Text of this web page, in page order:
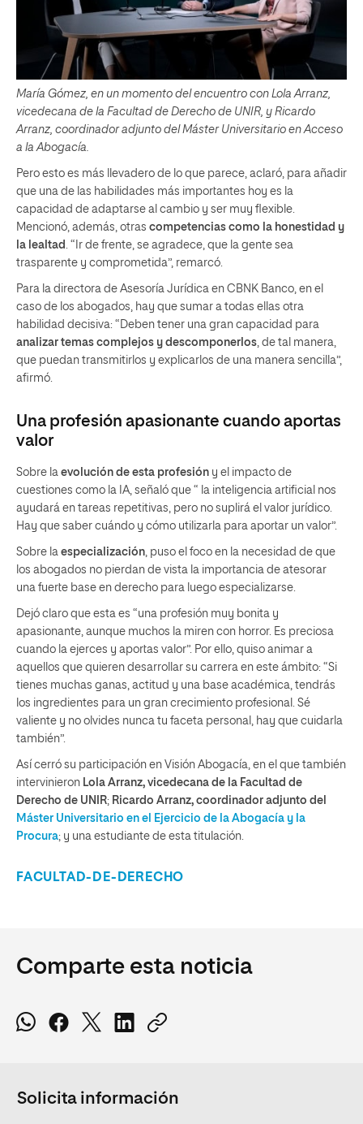
María Gómez, en un momento del encuentro con Lola Arranz,
vicedecana de la Facultad de Derecho de UNIR, y Ricardo
Arranz, coordinador adjunto del Máster Universitario en Acceso
a la Abogacía.
Pero esto es más llevadero de lo que parece, aclaró, para añadir
que una de las habilidades más importantes hoy es la
capacidad de adaptarse al cambio y ser muy flexible.
Mencionó, además, otras competencias como la honestidad y
la lealtad . “Ir de frente, se agradece, que la gente sea
trasparente y comprometida”, remarcó.
Para la directora de Asesoría Jurídica en CBNK Banco, en el
caso de los abogados, hay que sumar a todas ellas otra
habilidad decisiva: “Deben tener una gran capacidad para
analizar temas complejos y descomponerlos, de tal manera,
que puedan transmitirlos y explicarlos de una manera sencilla”,
afirmó.
Una profesión apasionante cuando aportas
valor
Sobre la evolución de esta profesión y el impacto de
cuestiones como la IA, señaló que “ la inteligencia artificial nos
ayudará en tareas repetitivas, pero no suplirá el valor jurídico.
Hay que saber cuándo y cómo utilizarla para aportar un valor”.
Sobre la especialización, puso el foco en la necesidad de que
los abogados no pierdan de vista la importancia de atesorar
una fuerte base en derecho para luego especializarse.
Dejó claro que esta es “una profesión muy bonita y
apasionante, aunque muchos la miren con horror. Es preciosa
cuando la ejerces y aportas valor”. Por ello, quiso animar a
aquellos que quieren desarrollar su carrera en este ámbito: “Si
tienes muchas ganas, actitud y una base académica, tendrás
los ingredientes para un gran crecimiento profesional. Sé
valiente y no olvides nunca tu faceta personal, hay que cuidarla
también”.
Así cerró su participación en Visión Abogacía, en el que también
intervinieron Lola Arranz, vicedecana de la Facultad de
Derecho de UNIR; Ricardo Arranz, coordinador adjunto del
Máster Universitario en el Ejercicio de la Abogacía y la
Procura; y una estudiante de esta titulación.
FACULTAD-DE-DERECHO
Comparte esta noticia
Solicita información